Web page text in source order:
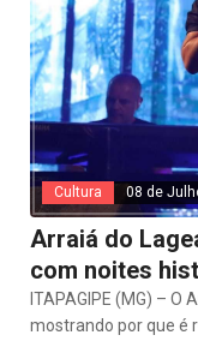
Cultura 08 de
Arraiá do
com noites
ITAPAGIPE (MG) –
mostrando por que é